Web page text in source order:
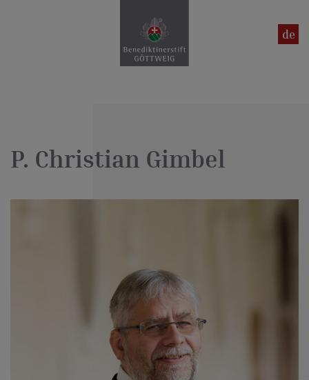
en
de
P. Christian Gimbel